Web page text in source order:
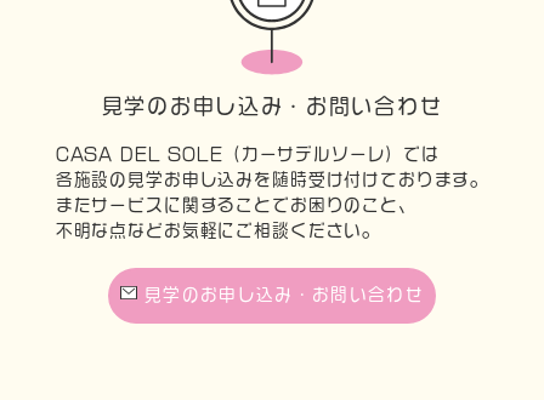
見学のお申し込み・お問い合わせ
CASA DEL SOLE（カーサデルソーレ）では
各施設の見学お申し込みを随時受け付けております。
またサービスに関することでお困りのこと、
不明な点などお気軽にご相談ください。
見学のお申し込み・お問い合わせ